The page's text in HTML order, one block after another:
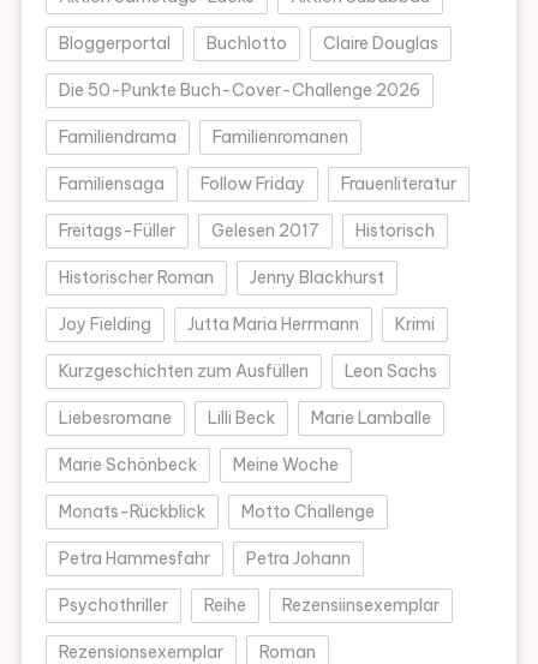
Bloggerportal Buchlotto Claire Douglas
Die 50-Punkte Buch-Cover-Challenge 2026
Familiendrama Familienromanen
Familiensaga Follow Friday Frauenliteratur
Freitags-Füller Gelesen 2017 Historisch
Historischer Roman Jenny Blackhurst
Joy Fielding Jutta Maria Herrmann Krimi
Kurzgeschichten zum Ausfüllen Leon Sachs
Liebesromane Lilli Beck Marie Lamballe
Marie Schönbeck Meine Woche
Monats-Rückblick Motto Challenge
Petra Hammesfahr Petra Johann
Psychothriller Reihe Rezensiinsexemplar
Rezensionsexemplar Roman